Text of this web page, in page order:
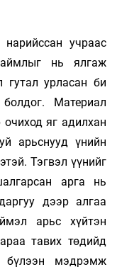
учраас
нь ялгаж
урласан би
Материал
очиход яг адилхан
арьснууд үнийн
Тэгвэл үүнийг
арга нь
дээр алгаа
арьс хүйтэн
тавих төдийд
бүлээн мэдрэмж